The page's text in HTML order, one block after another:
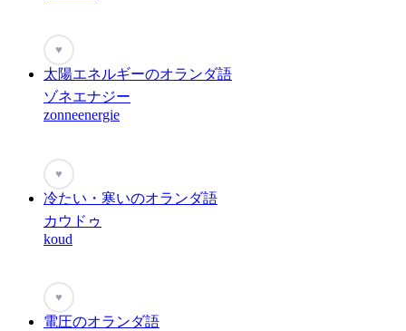
♥
太陽エネルギーのオランダ語
ゾネエナジー
zonneenergie
♥
冷たい・寒いのオランダ語
カウドゥ
koud
♥
電圧のオランダ語